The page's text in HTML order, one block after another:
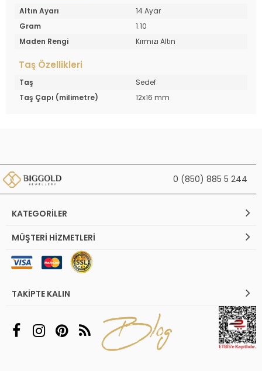
Altın Ayarı
14 Ayar
Gram
1.10
Maden Rengi
Kırmızı Altın
Taş Özellikleri
Taş
Sedef
Taş Çapı (milimetre)
12x16 mm
0 (850) 885 5 244
KATEGORILER
MÜŞTERI HIZMETLERI
TAKIPTE KALIN